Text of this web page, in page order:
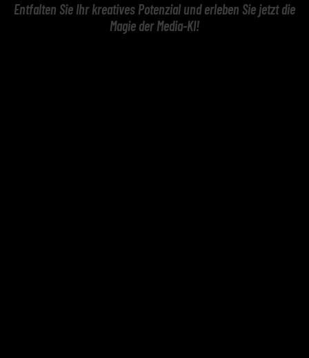
Entfalten Sie Ihr kreatives Potenzial und erleben Sie jetzt die
Magie der Media-KI!